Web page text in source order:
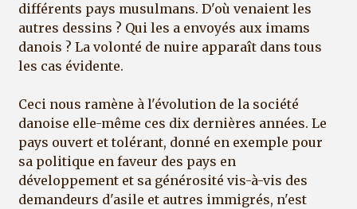
différents pays musulmans. D'où venaient les
autres dessins ? Qui les a envoyés aux imams
danois ? La volonté de nuire apparaît dans tous
les cas évidente.
Ceci nous ramène à l'évolution de la société
danoise elle-même ces dix dernières années. Le
pays ouvert et tolérant, donné en exemple pour
sa politique en faveur des pays en
développement et sa générosité vis-à-vis des
demandeurs d'asile et autres immigrés, n'est